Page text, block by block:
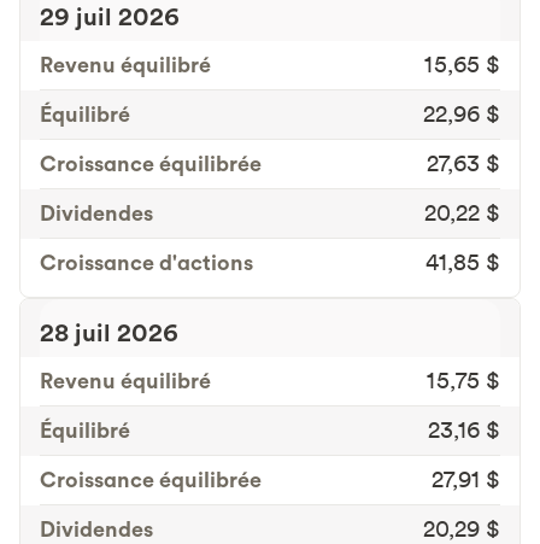
29 juil 2026
Revenu équilibré
15,65 $
Équilibré
22,96 $
Croissance équilibrée
27,63 $
Dividendes
20,22 $
Croissance d'actions
41,85 $
28 juil 2026
Revenu équilibré
15,75 $
Équilibré
23,16 $
Croissance équilibrée
27,91 $
Dividendes
20,29 $